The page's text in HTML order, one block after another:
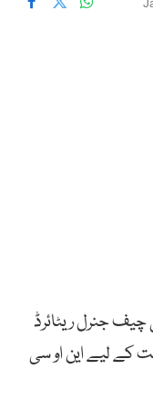
چیف جنرل ریٹائرڈ
کے لیے این او سی